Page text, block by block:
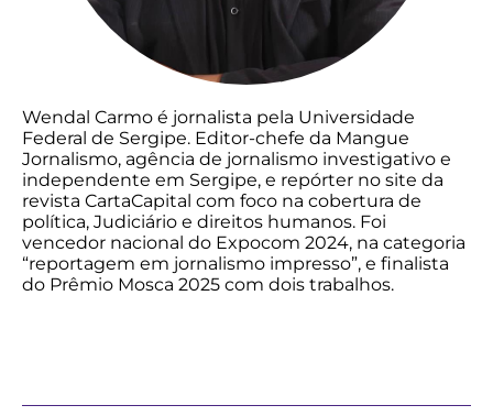
Wendal Carmo é jornalista pela Universidade
Federal de Sergipe. Editor-chefe da Mangue
Jornalismo, agência de jornalismo investigativo e
independente em Sergipe, e repórter no site da
revista CartaCapital com foco na cobertura de
política, Judiciário e direitos humanos. Foi
vencedor nacional do Expocom 2024, na categoria
“reportagem em jornalismo impresso”, e finalista
do Prêmio Mosca 2025 com dois trabalhos.